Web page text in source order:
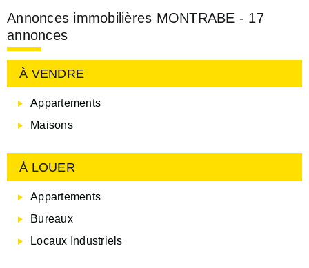
Annonces immobilières MONTRABE - 17
annonces
À VENDRE
Appartements
Maisons
À LOUER
Appartements
Bureaux
Locaux Industriels